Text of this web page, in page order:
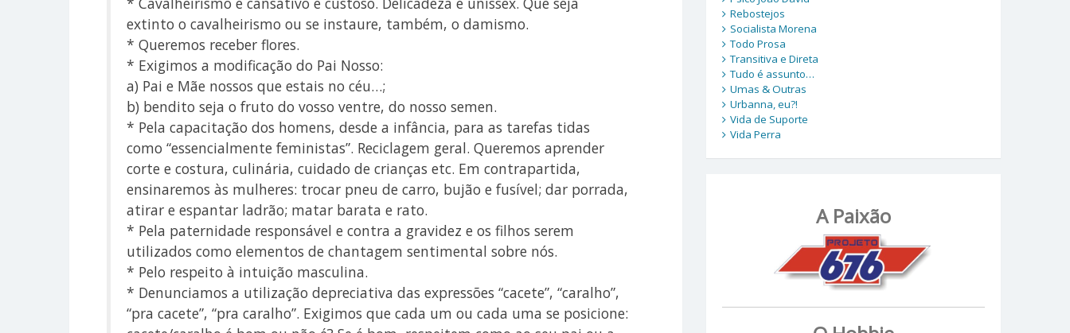
extinto o cavalheirismo ou se instaure, também, o damismo.
* Queremos receber flores.
* Exigimos a modificação do Pai Nosso:
a) Pai e Mãe nossos que estais no céu…;
b) bendito seja o fruto do vosso ventre, do nosso semen.
* Pela capacitação dos homens, desde a infância, para as tarefas tidas
como “essencialmente feministas”. Reciclagem geral. Queremos aprender
corte e costura, culinária, cuidado de crianças etc. Em contrapartida,
ensinaremos às mulheres: trocar pneu de carro, bujão e fusível; dar porrada,
atirar e espantar ladrão; matar barata e rato.
* Pela paternidade responsável e contra a gravidez e os filhos serem
utilizados como elementos de chantagem sentimental sobre nós.
* Pelo respeito à intuição masculina.
* Denunciamos a utilização depreciativa das expressões “cacete”, “caralho”,
“pra cacete”, “pra caralho”. Exigimos que cada um ou cada uma se posicione:
Rebostejos
Socialista Morena
Todo Prosa
Transitiva e Direta
Tudo é assunto…
Umas & Outras
Urbanna, eu?!
Vida de Suporte
Vida Perra
A Paixão